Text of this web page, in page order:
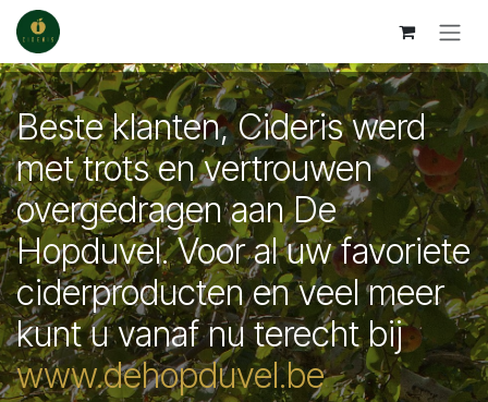
Overslaan naar inhoud
Beste klanten, Cideris werd
met trots en vertrouwen
overgedragen aan De
Hopduvel. Voor al uw favoriete
ciderproducten en veel meer
kunt u vanaf nu terecht bij
www.dehopduvel.be